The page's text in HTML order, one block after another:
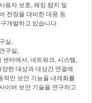
용자 보호, 해킹 탐지 및
전장을 대비한 대응 등
개발하고 있습니다.
실,
구실,
터에서, 네트워크, 시스템,
한 대상과 대상간 연결에
적인 보안 기능을 내재화를
이버 보안 기술을 연구하고